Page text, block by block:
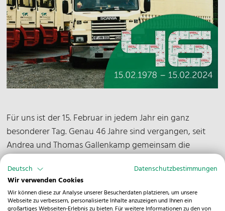
Für uns ist der 15. Februar in jedem Jahr ein ganz
besonderer Tag. Genau 46 Jahre sind vergangen, seit
Andrea und Thomas Gallenkamp gemeinsam die
heutige NOSTA Group gründeten. Die erste Lieferung
der damaligen „NOSTA-Transport GmbH“ umfasste 15
Tonnen Stahl, die ab Papenburg per Lkw auf die Reise
gingen. Heute beschäftigen wir mehr als 800
Deutsch
Datenschutzbestimmungen
Wir verwenden Cookies
Wir können diese zur Analyse unserer Besucherdaten platzieren, um unsere
Webseite zu verbessern, personalisierte Inhalte anzuzeigen und Ihnen ein